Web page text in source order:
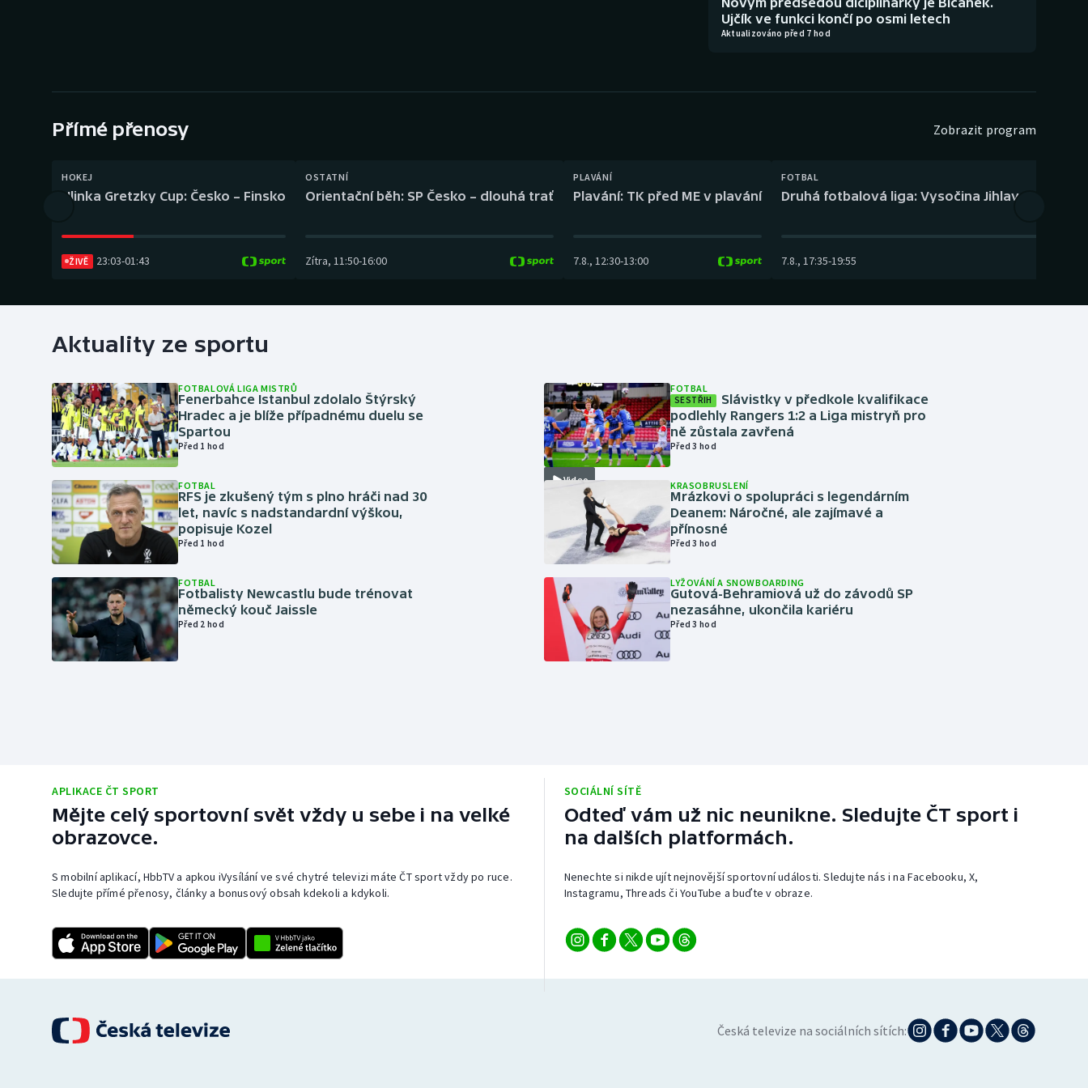
Gymnastika Plážový volejbal
Ujčík ve funkci končí po osmi letech
Aktualizováno před 7 hod
Přímé přenosy Zobrazit program
HOKEJ
Hlinka Gretzky Cup: Česko – Finsko
ŽIVĚ 23:03-01:43
OSTATNÍ
Orientační běh: SP Česko – dlouhá trať
Zítra, 11:50-16:00
PLAVÁNÍ
Plavání: TK před ME v plavání
7.8., 12:30-13:00
FOTBAL
Druhá fotbalová liga: Vysočina Jihlava – Fotbal
7.8., 17:35-19:55
Aktuality ze sportu
FOTBALOVÁ LIGA MISTRŮ
Fenerbahce Istanbul zdolalo Štýrský
Hradec a je blíže případnému duelu se
Spartou
Před 1 hod
FOTBAL
RFS je zkušený tým s plno hráči nad 30
let, navíc s nadstandardní výškou,
popisuje Kozel
Před 1 hod
FOTBAL
Fotbalisty Newcastlu bude trénovat
německý kouč Jaissle
Před 2 hod
Video
FOTBAL
SESTŘIH
Slávistky v předkole kvalifikace
podlehly Rangers 1:2 a Liga mistryň pro
ně zůstala zavřená
Před 3 hod
KRASOBRUSLENÍ
Mrázkovi o spolupráci s legendárním
Deanem: Náročné, ale zajímavé a
přínosné
Před 3 hod
LYŽOVÁNÍ A SNOWBOARDING
Gutová-Behramiová už do závodů SP
nezasáhne, ukončila kariéru
Před 3 hod
APLIKACE ČT SPORT
Mějte celý sportovní svět vždy u sebe i na velké
obrazovce.
S mobilní aplikací, HbbTV a apkou iVysílání ve své chytré televizi máte ČT sport vždy po ruce.
Sledujte přímé přenosy, články a bonusový obsah kdekoli a kdykoli.
SOCIÁLNÍ SÍTĚ
Odteď vám už nic neunikne. Sledujte ČT sport i
na dalších platformách.
Nenechte si nikde ujít nejnovější sportovní události. Sledujte nás i na Facebooku, X,
Instagramu, Threads či YouTube a buďte v obraze.
Česká televize na sociálních sítích: